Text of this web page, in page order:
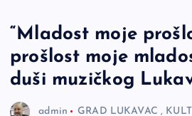
“Mladost moje
prošlost moje
duši muzičkog
admin GRAD LUKAVAC ,